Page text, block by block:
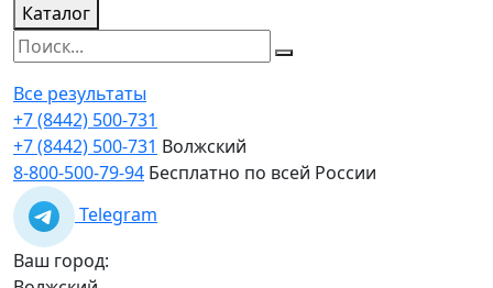
Каталог
Все результаты
+7 (8442) 500-731
+7 (8442) 500-731 Волжский
8-800-500-79-94 Бесплатно по всей России
Telegram
Ваш город: